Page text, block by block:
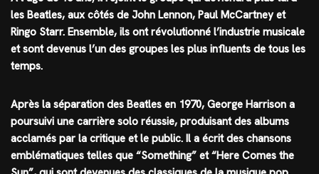
les Beatles, aux côtés de John Lennon, Paul McCartney et
Ringo Starr. Ensemble, ils ont révolutionné l’industrie musicale
et sont devenus l’un des groupes les plus influents de tous les
temps.
Après la séparation des Beatles en 1970, George Harrison a
poursuivi une carrière solo réussie, produisant des albums
acclamés par la critique et le public. Il a écrit des chansons
emblématiques telles que “Something” et “Here Comes the